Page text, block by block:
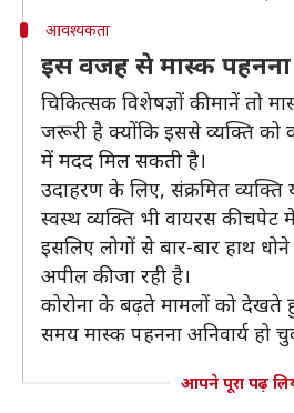
आवश्यकता
इस वजह से मास्क
चिकित्सक विशेषज्ञों की मानें तो
जरूरी है क्योंकि इससे व्यक्ति को
में मदद मिल सकती है।
उदाहरण के लिए, संक्रमित
स्वस्थ व्यक्ति भी वायरस की
इसलिए लोगों से बार-बार हाथ
अपील की जा रही है।
कोरोना के बढ़ते मामलों को देखते
समय मास्क पहनना अनिवार्य हो
आपने पूरा पढ़